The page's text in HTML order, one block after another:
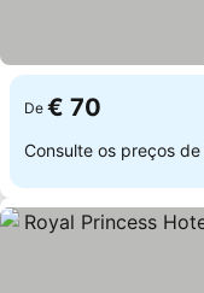
De € 70
Consulte os preços de